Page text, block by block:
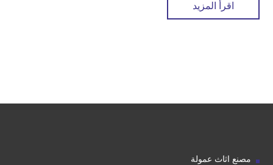
اقرأ المزيد
مصنع اثاث عمولة